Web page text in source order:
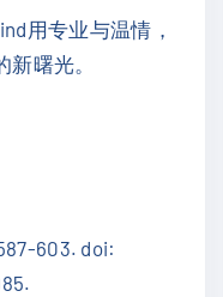
用专业与温情，
曙光。
603. doi: